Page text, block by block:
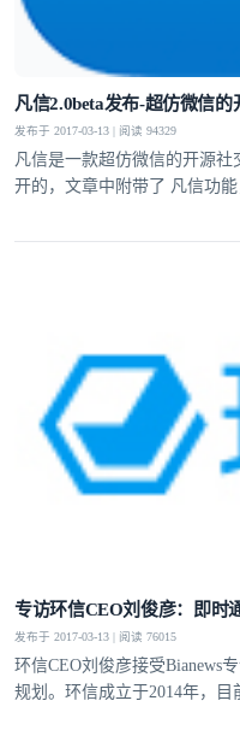
凡信2.0beta发布-超仿微信的
发布于 2017-03-13 | 阅读 94329
凡信是一款超仿微信的开源
开的，文章中附带了 凡信功能
专访环信CEO刘俊彦：即时
发布于 2017-03-13 | 阅读 76015
环信CEO刘俊彦接受Bianews
规划。环信成立于2014年，目